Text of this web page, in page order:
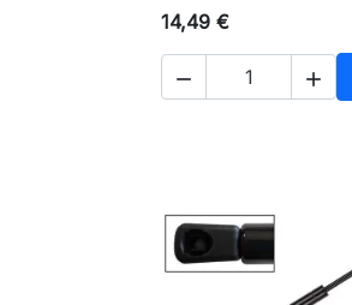
14,49 €
 